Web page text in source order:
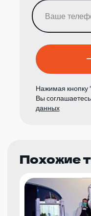
Нажимая кнопку
Вы
данных
Похожие